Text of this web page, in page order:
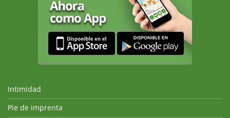
Intimidad
Pie de imprenta